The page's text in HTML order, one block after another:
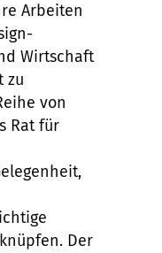
Arbeiten
Wirtschaft
zu
von
Rat für
Der